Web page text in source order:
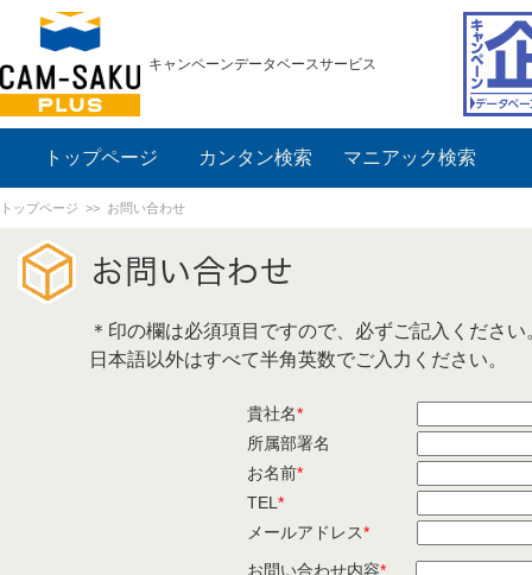
キャンペーンデータベースサービス
トップページ カンタン検索 マニアック検索
トップページ >> お問い合わせ
＊印の欄は必須項目ですので、必ずご記入ください
日本語以外はすべて半角英数でご入力ください。
貴社名*
所属部署名
お名前*
TEL *
メールアドレス*
お問い合わせ内容*